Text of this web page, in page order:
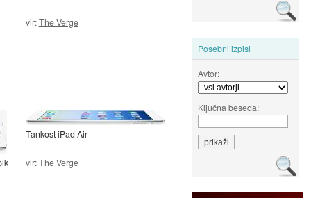
Posebni izpisi
Avtor:
Ključna beseda:
vir:The Verge
Tankost iPad Air
vir:The Verge